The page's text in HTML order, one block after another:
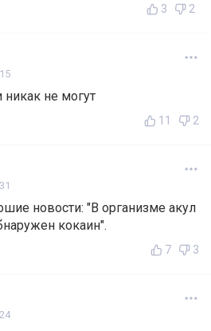
3 2
никак не могут
11 2
новости: "В организме акул
кокаин".
7 3